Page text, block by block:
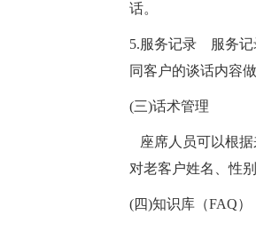
话。
5.服务记录 服务记
同客户的谈话内容
(三)话术管理
座席人员可以根据
对老客户姓名、性
(四)知识库（FAQ）